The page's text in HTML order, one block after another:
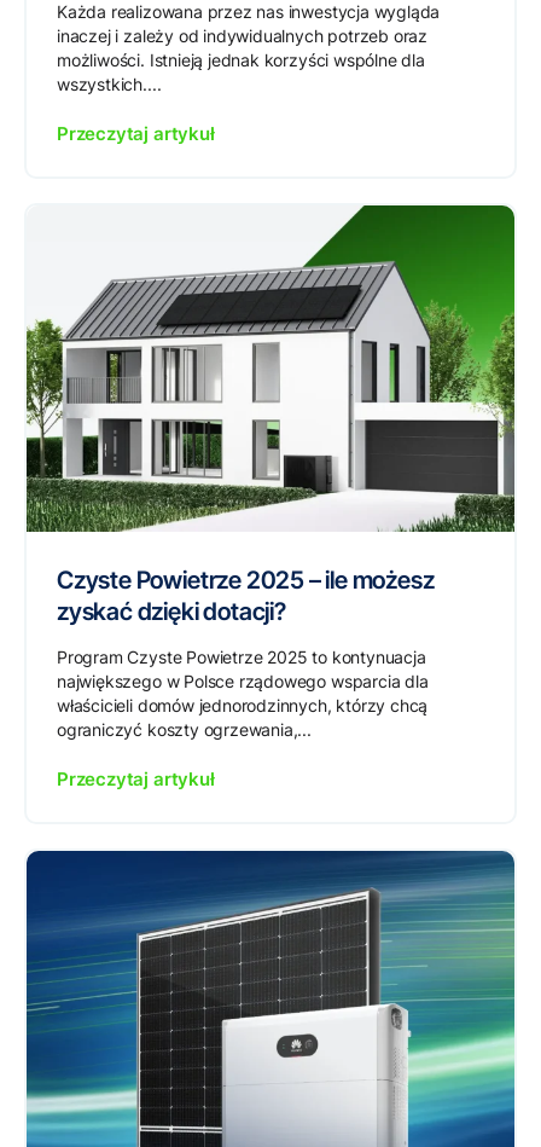
Każda realizowana przez nas inwestycja wygląda
inaczej i zależy od indywidualnych potrzeb oraz
możliwości. Istnieją jednak korzyści wspólne dla
wszystkich....
Przeczytaj artykuł
Czyste Powietrze 2025 – ile możesz
zyskać dzięki dotacji?
Program Czyste Powietrze 2025 to kontynuacja
największego w Polsce rządowego wsparcia dla
właścicieli domów jednorodzinnych, którzy chcą
ograniczyć koszty ogrzewania,...
Przeczytaj artykuł